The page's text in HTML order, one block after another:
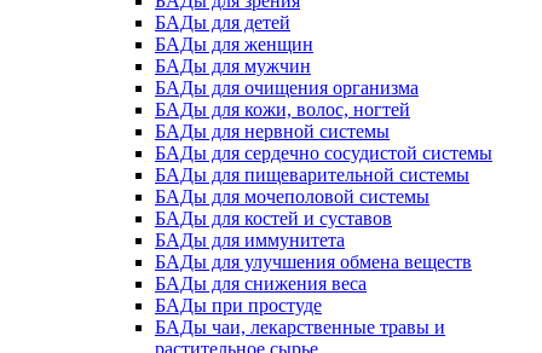
БАДы для детей
БАДы для женщин
БАДы для мужчин
БАДы для очищения организма
БАДы для кожи, волос, ногтей
БАДы для нервной системы
БАДы для сердечно сосудистой системы
БАДы для пищеварительной системы
БАДы для мочеполовой системы
БАДы для костей и суставов
БАДы для иммунитета
БАДы для улучшения обмена веществ
БАДы для снижения веса
БАДы при простуде
БАДы чаи, лекарственные травы и
растительное сырье